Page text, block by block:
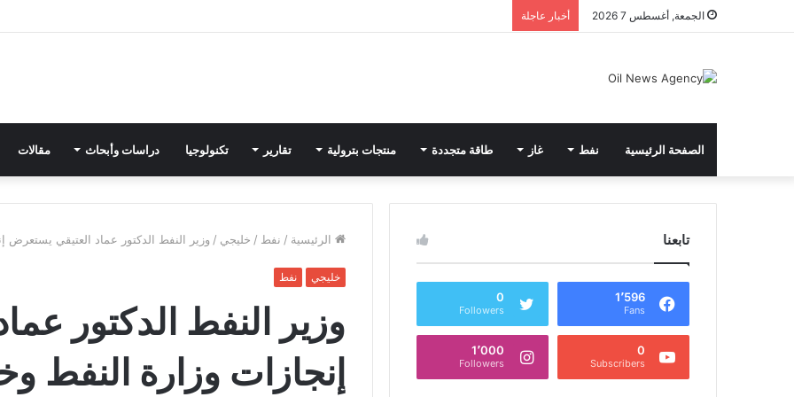
الجمعة, أغسطس 7 2026 أخبار عاجلة
الصفحة الرئيسية نفط غاز طاقة متجددة منتجات بترولية تقارير تكنولوجيا دراسات وأبحاث مقالات
الرئيسية / نفط / خليجي / وزير النفط الدكتور عماد العتيقي يستعرض
خليجي نفط
وزير النفط الدكتور
إنجازات وزارة النفط
تابعنا
1٬596
Fans
0
Followers
0
Subscribers
1٬000
Followers